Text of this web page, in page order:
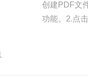
创建PDF文
功能。2.点